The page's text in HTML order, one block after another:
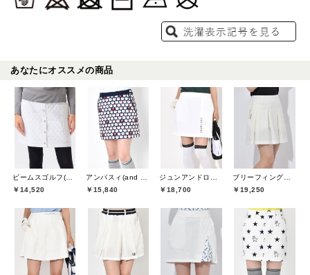
あなたにオススメの商品
￥14,520
￥15,840
￥18,700
￥19,250